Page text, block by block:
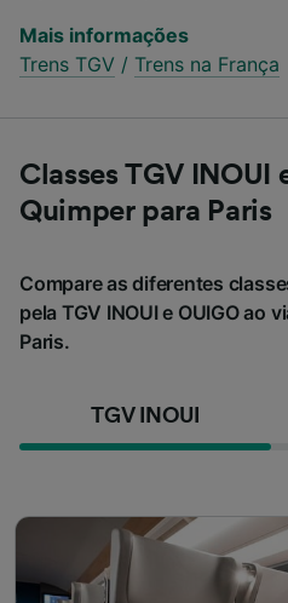
Mais informações
Trens TGV / Trens na França
Classes TGV INOUI
Quimper para Paris
Compare as diferentes
pela TGV INOUI e OUIGO ao
Paris.
TGV INOUI